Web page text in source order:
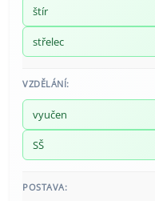
štír
střelec
VZDĚLÁNÍ:
vyučen
SŠ
POSTAVA: